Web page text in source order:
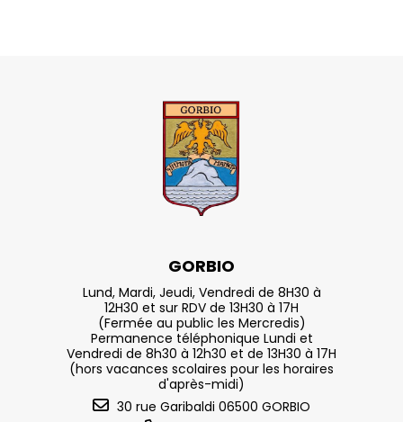
GORBIO
Lund, Mardi, Jeudi, Vendredi de 8H30 à
12H30 et sur RDV de 13H30 à 17H
(Fermée au public les Mercredis)
Permanence téléphonique Lundi et
Vendredi de 8h30 à 12h30 et de 13H30 à 17H
(hors vacances scolaires pour les horaires
d'après-midi)
30 rue Garibaldi 06500 GORBIO